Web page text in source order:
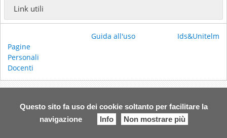
Questo sito fa uso dei cookie soltanto per facilitare la
navigazione
Info Non mostrare più
incaricato)
ISSR GIOVANNI PAOLO I - Baccalaureato in Scienze
Ricevimento:
Email:
Link utili
Pagine
Personali
Docenti
Guida all'uso Ids&Unitelm